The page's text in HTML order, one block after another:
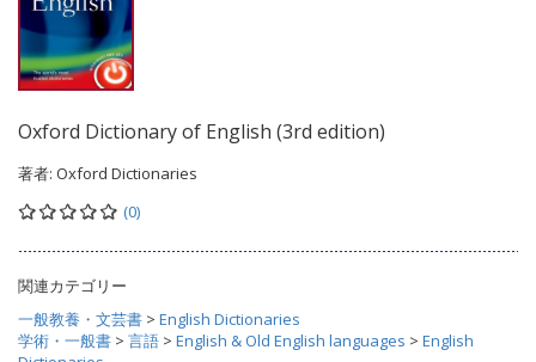
Oxford Dictionary of English (3rd edition)
著者: Oxford Dictionaries
(0)
関連カテゴリー
一般教養・文芸書 > English Dictionaries
学術・一般書 > 言語 > English & Old English languages > English